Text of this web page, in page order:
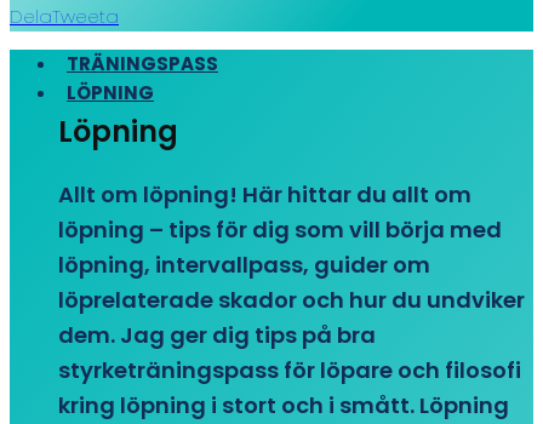
DelaTweeta
TRÄNINGSPASS
LÖPNING
Löpning
Allt om löpning! Här hittar du allt om
löpning – tips för dig som vill börja med
löpning, intervallpass, guider om
löprelaterade skador och hur du undviker
dem. Jag ger dig tips på bra
styrketräningspass för löpare och filosofi
kring löpning i stort och i smått. Löpning